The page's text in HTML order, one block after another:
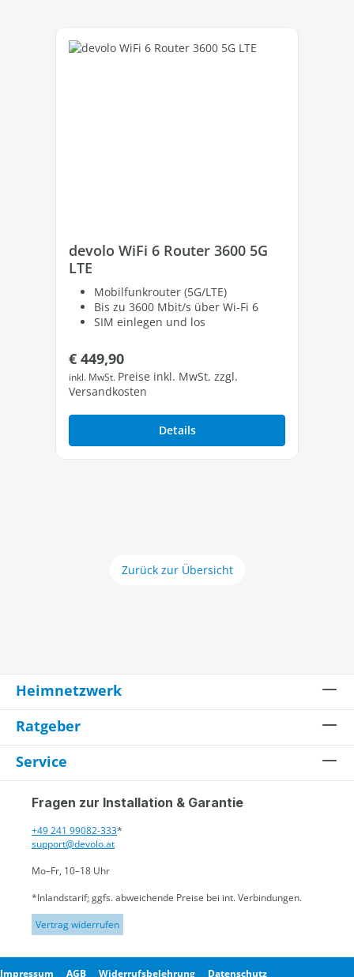
Produktgalerie überspringen
devolo WiFi 6 Router 3600 5G
LTE
Mobilfunkrouter (5G/LTE)
Bis zu 3600 Mbit/s über Wi-Fi 6
SIM einlegen und los
Regulärer Preis:
€ 449,90
inkl. MwSt. Preise inkl. MwSt. zzgl.
Versandkosten
Details
Zurück zur Übersicht
Heimnetzwerk
Ratgeber
Service
Fragen zur Installation & Garantie
+49 241 99082-333*
support@devolo.at
Mo–Fr, 10–18 Uhr
*Inlandstarif; ggfs. abweichende Preise bei int. Verbindungen.
Vertrag widerrufen
Impressum AGB Widerrufsbelehrung Datenschutz